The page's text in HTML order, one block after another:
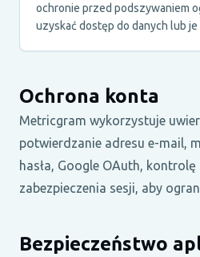
ochronie przed podszywaniem
uzyskać dostęp do danych lub je
Ochrona konta
Metricgram wykorzystuje
potwierdzanie adresu e-mail,
hasła, Google OAuth, kontrolę
zabezpieczenia sesji, aby
Bezpieczeństwo